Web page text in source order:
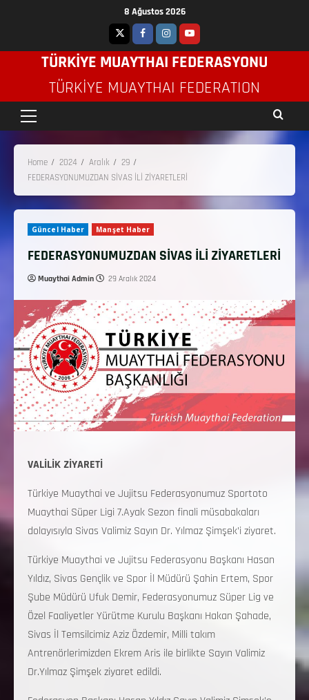
8 Ağustos 2026
TÜRKİYE MUAYTHAI FEDERASYONU
TÜRKIYE MUAYTHAI FEDERATION
Home 2024 Aralık
29
FEDERASYONUMUZDAN SİVAS İLİ ZİYARETLERİ
Güncel Haber Manşet Haber
FEDERASYONUMUZDAN SİVAS İLİ ZİYARETLERİ
Muaythai Admin 29 Aralık 2024
VALİLİK ZİYARETİ
Türkiye Muaythai ve Jujitsu Federasyonumuz Sportoto
Muaythai Süper Ligi 7.Ayak Sezon finali müsabakaları
dolayısıyla Sivas Valimiz Sayın Dr. Yılmaz Şimşek’i ziyaret.
Türkiye Muaythai ve Jujitsu Federasyonu Başkanı Hasan
Yıldız, Sivas Gençlik ve Spor İl Müdürü Şahin Ertem, Spor
Şube Müdürü Ufuk Demir, Federasyonumuz Süper Lig ve
Özel Faaliyetler Yürütme Kurulu Başkanı Hakan Şahade,
Sivas İl Temsilcimiz Aziz Özdemir, Milli takım
Antrenörlerimizden Ekrem Aris ile birlikte Sayın Valimiz
Dr.Yılmaz Şimşek ziyaret edildi.